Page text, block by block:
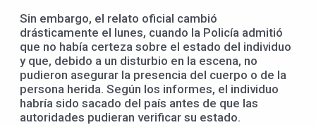
Sin embargo, el relato oficial cambió
drásticamente el lunes, cuando la Policía admitió
que no había certeza sobre el estado del individuo
y que, debido a un disturbio en la escena, no
pudieron asegurar la presencia del cuerpo o de la
persona herida. Según los informes, el individuo
habría sido sacado del país antes de que las
autoridades pudieran verificar su estado.